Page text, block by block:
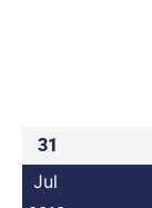
31
Jul